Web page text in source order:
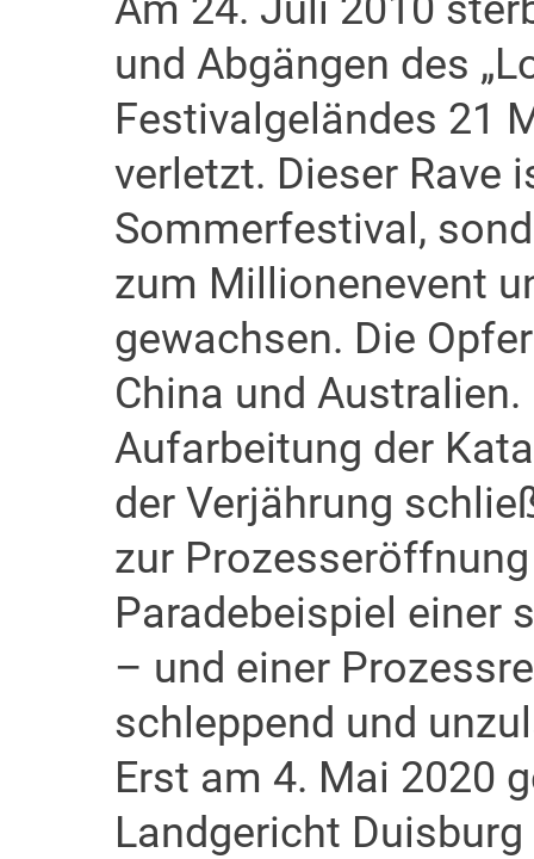
und Abgängen des
Festivalgeländes 21
verletzt. Dieser Rave
Sommerfestival,
zum Millionenevent
gewachsen. Die
China und
Aufarbeitung der
der Verjährung
zur
Paradebeispiel einer
– und einer
schleppend und
Erst am 4. Mai 2020
Landgericht